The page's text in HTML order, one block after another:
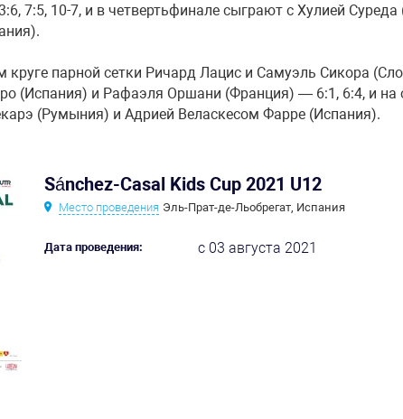
7:5, 10-7, и в четвертьфинале сыграют с Хулией
парной сетки Ричард Лацис и Самуэль Сикора
(Испания) и Рафаэля Оршани (Франция) — 6:1, 6:4, и на
(Румыния) и Адрией Веласкесом Фарре (Испания).
Sánchez-Casal Kids Cup 2021 U12
Место проведения Эль-Прат-де-Льобрегат, Испания
Дата проведения: с 03 августа 2021